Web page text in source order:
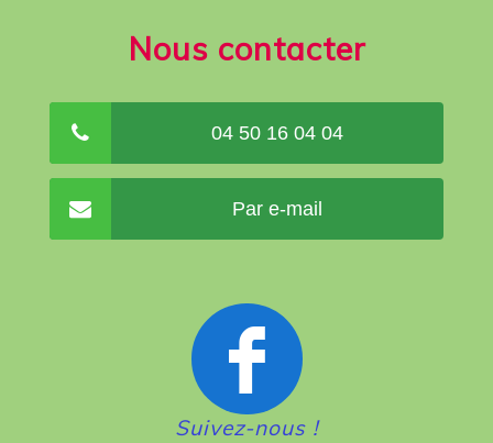
Nous contacter
04 50 16 04 04
Par e-mail
Suivez-nous !